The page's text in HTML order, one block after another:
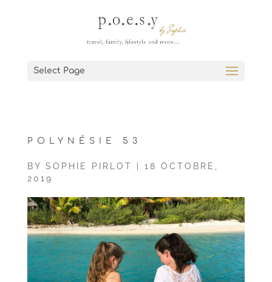
Select Page
POLYNÉSIE 53
BY SOPHIE PIRLOT
18 OCTOBRE,
2019